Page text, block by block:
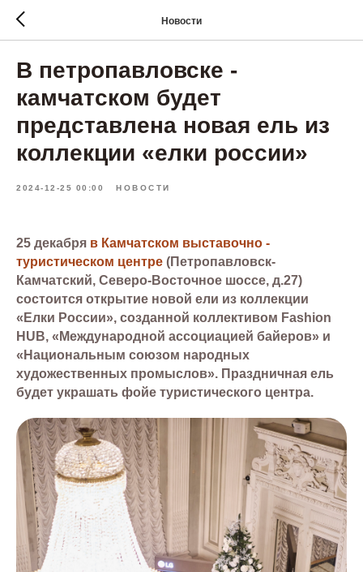
Новости
В петропавловске -
камчатском будет
представлена новая ель из
коллекции «елки россии»
2024-12-25 00:00 НОВОСТИ
25 декабря в Камчатском выставочно -
туристическом центре (Петропавловск-
Камчатский, Северо-Восточное шоссе, д.27)
состоится открытие новой ели из коллекции
«Елки России», созданной коллективом Fashion
HUB, «Международной ассоциацией байеров» и
«Национальным союзом народных
художественных промыслов». Праздничная ель
будет украшать фойе туристического центра.